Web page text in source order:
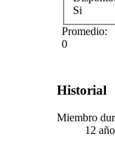
Si
Promedio:
0
Historial
Miembro
12